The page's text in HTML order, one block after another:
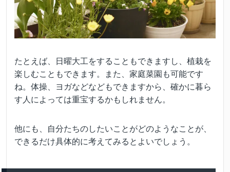
たとえば、日曜大工をすることもできますし、植栽を
楽しむこともできます。また、家庭菜園も可能です
ね。体操、ヨガなどなどもできますから、確かに暮ら
す人によっては重宝するかもしれません。
他にも、自分たちのしたいことがどのようなことが、
できるだけ具体的に考えてみるとよいでしょう。